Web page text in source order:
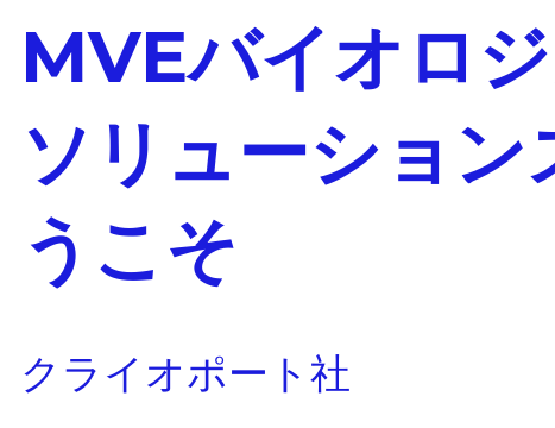
MVEバイオロジ
ソリューション
うこそ
クライオポート社